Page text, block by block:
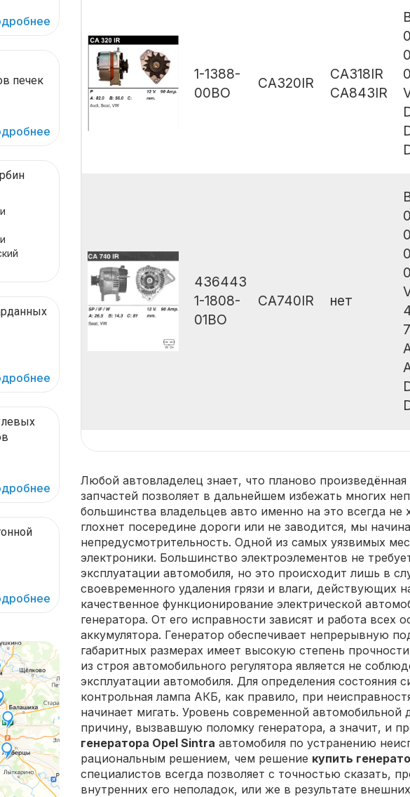
печек
1-1388-
00BO
CA320IR
CA318IR
CA843IR
436443
1-1808-
01BO
CA740IR нет
Любой автовладелец знает, что планово
запчастей позволяет в дальнейшем избежать многих
большинства владельцев авто именно на это всегда
глохнет посередине дороги или не заводится, мы
непредусмотрительность. Одной из самых уязвимых
электроники. Большинство электроэлементов не
эксплуатации автомобиля, но это происходит лишь в
своевременного удаления грязи и влаги, действующих
качественное функционирование электрической
генератора. От его исправности зависят и работа всех
аккумулятора. Генератор обеспечивает непрерывную
габаритных размерах имеет высокую степень
из строя автомобильного регулятора является не
эксплуатации автомобиля. Для определения состояния
контрольная лампа АКБ, как правило, при
начинает мигать. Уровень современной автомобильной
причину, вызвавшую поломку генератора, а значит, и
генератора Opel Sintra автомобиля по устранению
рациональным решением, чем решение купить
специалистов всегда позволяет с точностью сказать,
внутренних его неполадок, или же в результате